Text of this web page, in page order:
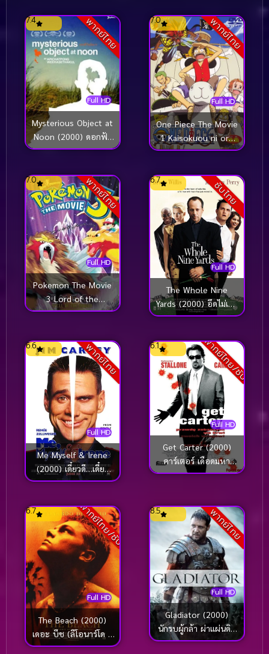
พากย์ไทย
Full HD
7.4
Mysterious Object at
Noon (2000) ดอกฟ้า
ในมือมาร
พากย์ไทย
Full HD
7.0
One Piece The Movie
1 Kaisokuou ni ore
wa naru (2000) วันพีช
แห่งวูนัน
พากย์ไทย
Full HD
7.0
Pokemon The Movie
3 Lord of the
Unknown Tower
3 ตอน ผจญภัยบน
หอคอยปีศาจ
ซับไทย
Full HD
6.7
The Whole Nine
Yards (2000) อึดไม่เกิน
9 หลา
พากย์ไทย
Full HD
6.6
Me Myself & Irene
(2000) เดี๋ยวดี…เดี๋ยว
เพี้ยน เปลี่ยนร่างกัน
พากย์ไทย/ซับ
Full HD
6.1
Get Carter (2000)
คาร์เตอร์ เดือดมหา
ประลัย
พากย์ไทย/ซับ
Full HD
6.7
The Beach (2000)
เดอะ บีช (ลีโอนาร์โด ดิ
คาปริโอ)
พากย์ไทย
Full HD
8.5
Gladiator (2000)
นักรบผู้กล้า ผ่าแผ่นดิน
ทรราช